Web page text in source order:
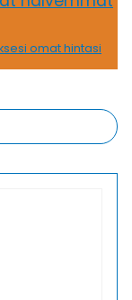
omat hintasi